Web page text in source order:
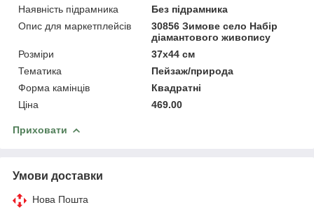
Наявність підрамника
Без підрамника
Опис для маркетплейсів
30856 Зимове село Набір
діамантового живопису
Розміри
37x44 см
Тематика
Пейзаж/природа
Форма камінців
Квадратні
Ціна
469.00
Приховати
Умови доставки
Нова Пошта